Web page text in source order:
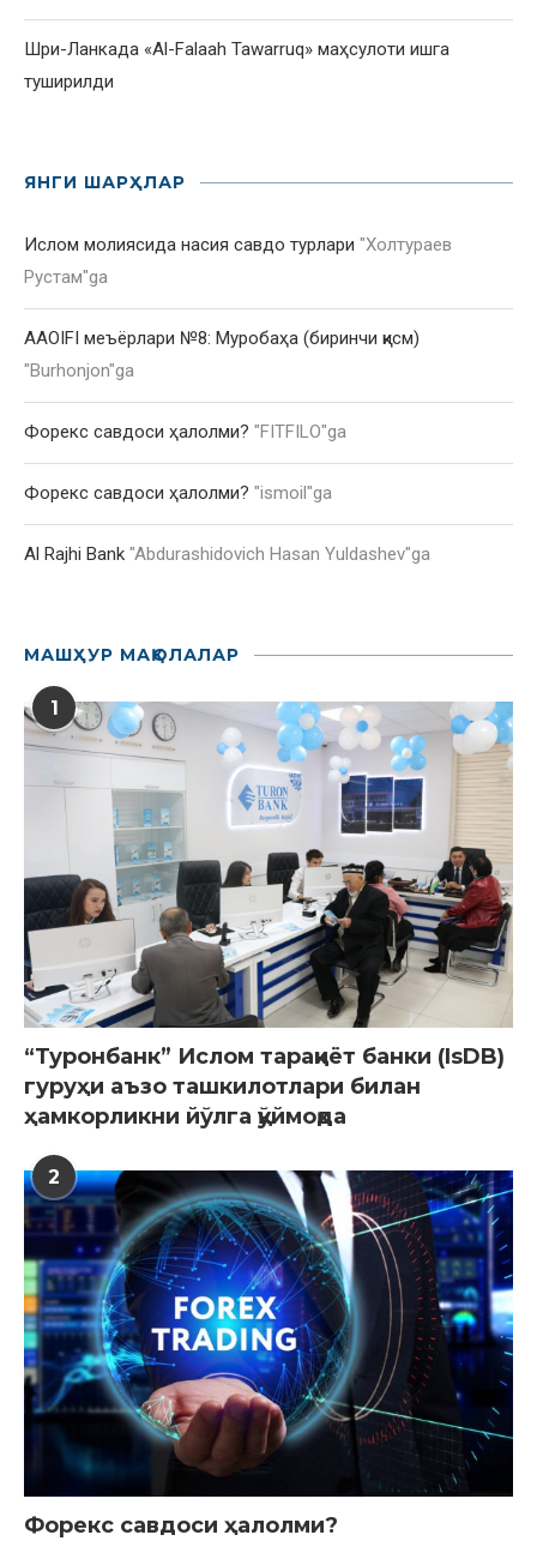
Шри-Ланкада «Al-Falaah Tawarruq» маҳсулоти ишга
туширилди
ЯНГИ ШАРҲЛАР
Ислом молиясида насия савдо турлари "Холтураев
Рустам"ga
AAOIFI меъёрлари №8: Муробаҳа (биринчи қисм)
"Burhonjon"ga
Форекс савдоси ҳалолми? "FITFILO"ga
Форекс савдоси ҳалолми? "ismoil"ga
Al Rajhi Bank "Abdurashidovich Hasan Yuldashev"ga
МАШҲУР МАҚОЛАЛАР
1
“Туронбанк” Ислом тараққиёт банки (IsDB)
гуруҳи аъзо ташкилотлари билан
ҳамкорликни йўлга қўймоқда
2
Форекс савдоси ҳалолми?